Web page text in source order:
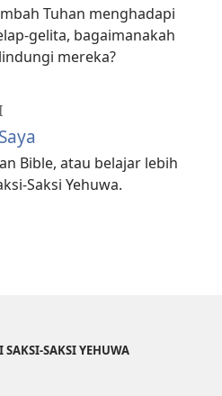
Tuhan menghadapi
gelita, bagaimanakah
mereka?
Bible, atau belajar lebih
Saksi Yehuwa.
SAKSI YEHUWA